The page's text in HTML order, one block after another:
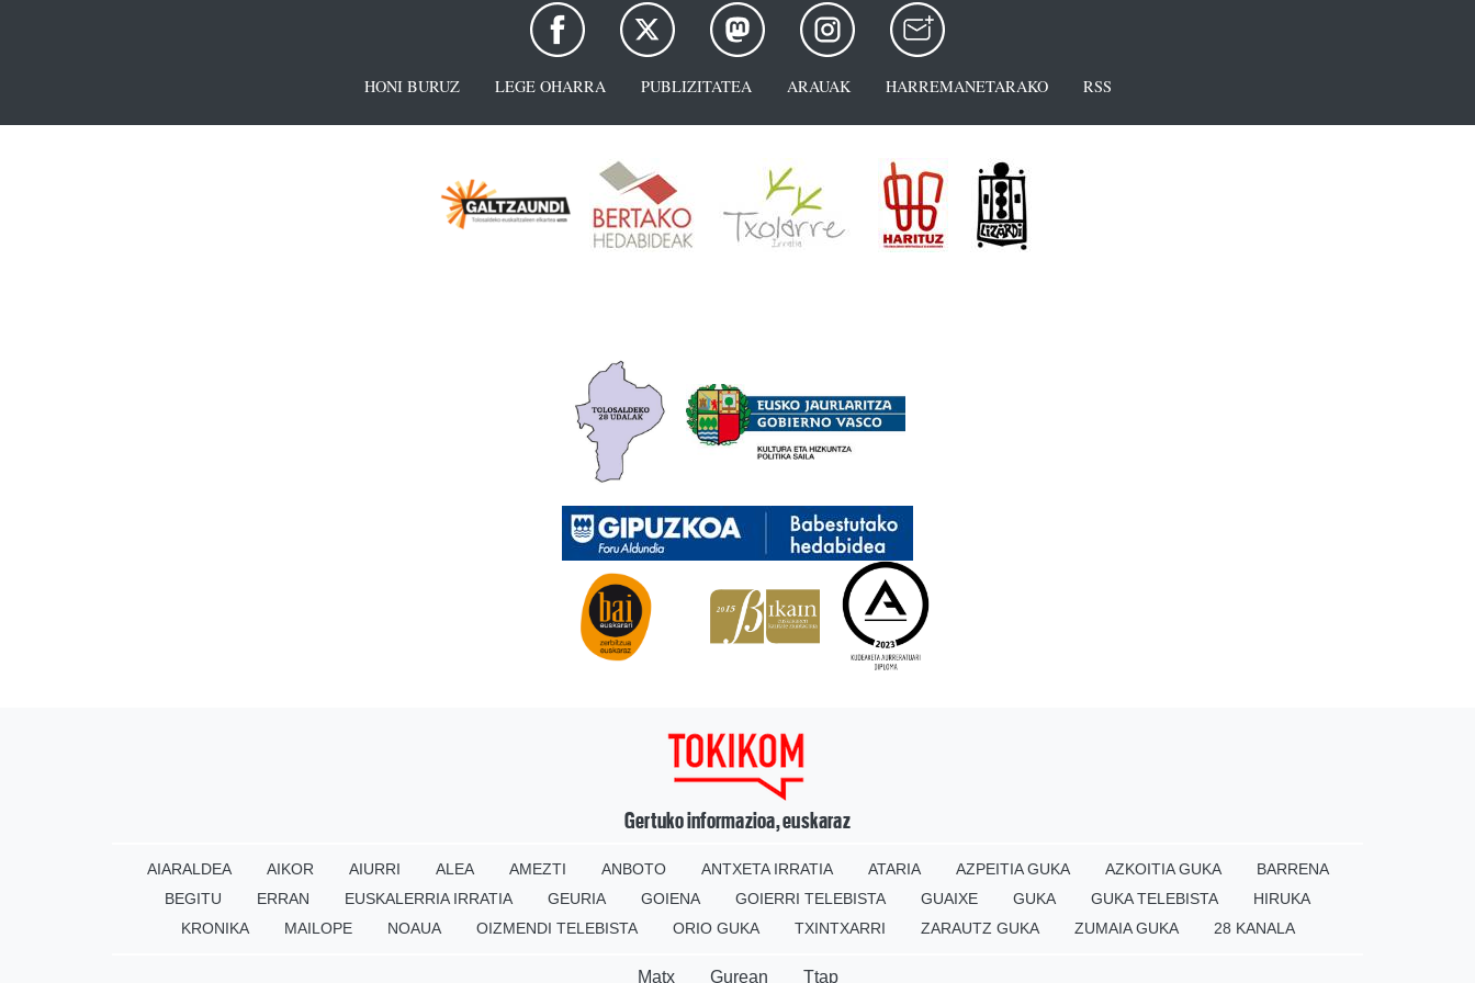
HONI BURUZ LEGE OHARRA PUBLIZITATEA ARAUAK HARREMANETARAKO RSS
Gertuko informazioa, euskaraz
AIARALDEA AIKOR AIURRI ALEA AMEZTI ANBOTO ANTXETA IRRATIA ATARIA AZPEITIA GUKA AZKOITIA GUKA
BARRENA
BEGITU
ERRAN EUSKALERRIA IRRATIA GEURIA GOIENA GOIERRI TELEBISTA GUAIXE GUKA GUKA TELEBISTA
HIRUKA
KRONIKA
MAILOPE NOAUA OIZMENDI TELEBISTA ORIO GUKA TXINTXARRI ZARAUTZ GUKA ZUMAIA GUKA 28 KANALA
Matx Gurean Ttap